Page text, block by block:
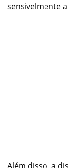
sensivelmente
Além disso, a